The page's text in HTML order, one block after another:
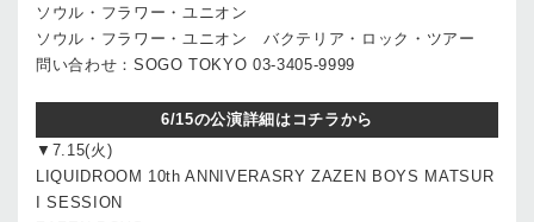
ソウル・フラワー・ユニオン
ソウル・フラワー・ユニオン バクテリア・ロック・ツアー
問い合わせ：SOGO TOKYO 03-3405-9999
6/15の公演詳細はコチラから
▼7.15(火)
LIQUIDROOM 10th ANNIVERASRY ZAZEN BOYS MATSUR
I SESSION